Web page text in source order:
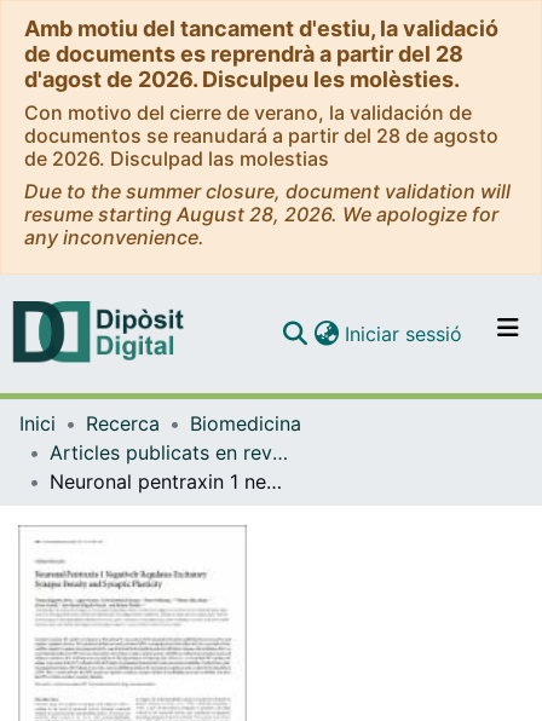
Amb motiu del tancament d'estiu, la validació
de documents es reprendrà a partir del 28
d'agost de 2026. Disculpeu les molèsties.
Con motivo del cierre de verano, la validación de
documentos se reanudará a partir del 28 de agosto
de 2026. Disculpad las molestias
Due to the summer closure, document validation will
resume starting August 28, 2026. We apologize for
any inconvenience.
Navega per tot el DD
Iniciar sessió (current)
Inici Recerca
Biomedicina
Articles publicats en revistes (Biomedicina)
Neuronal pentraxin 1 negatively regulates excitatory synapse density and synaptic plasticity